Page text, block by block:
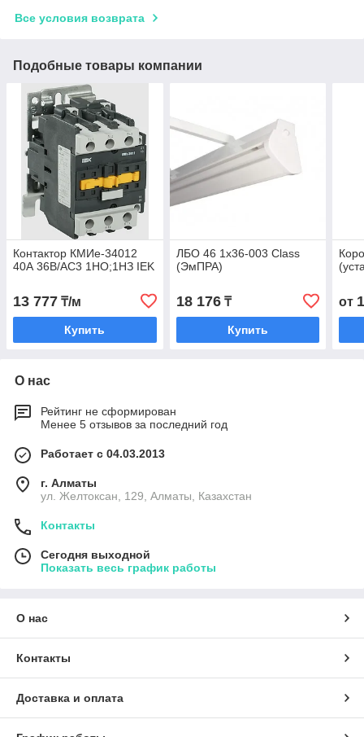
Все условия возврата
Подобные товары компании
Контактор КМИе-34012
40А 36В/АС3 1НО;1НЗ IEK
13 777 ₸/м
Купить
ЛБО 46 1х36-003 Class
(ЭмПРА)
18 176₸
Купить
от
О нас
Рейтинг не сформирован
Менее 5 отзывов за последний год
Работает с 04.03.2013
г. Алматы
ул. Желтоксан, 129, Алматы, Казахстан
Контакты
Сегодня выходной
Показать весь график работы
О нас
Контакты
Доставка и оплата